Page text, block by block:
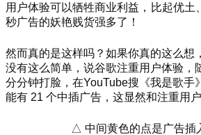
用户体验可以牺牲商业利益，比起优土
秒广告的妖艳贱货强多了！
然而真的是这样吗？如果你真的这么想
没有这么简单，说谷歌注重用户体验，
分分钟打脸，在YouTube搜《我是歌手
能有 21 个中插广告，这显然和注重用
△ 中间黄色的点是广告插